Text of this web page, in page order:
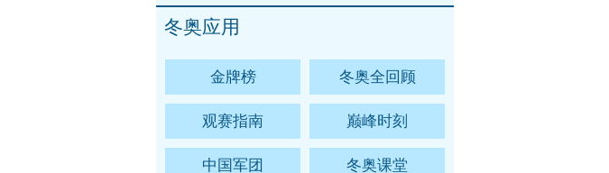
冬奥应用
金牌榜 冬奥全回顾
观赛指南 巅峰时刻
中国军团 冬奥课堂